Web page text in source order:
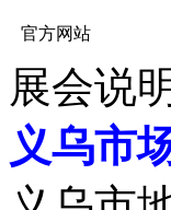
官方网站
展会说
义乌市